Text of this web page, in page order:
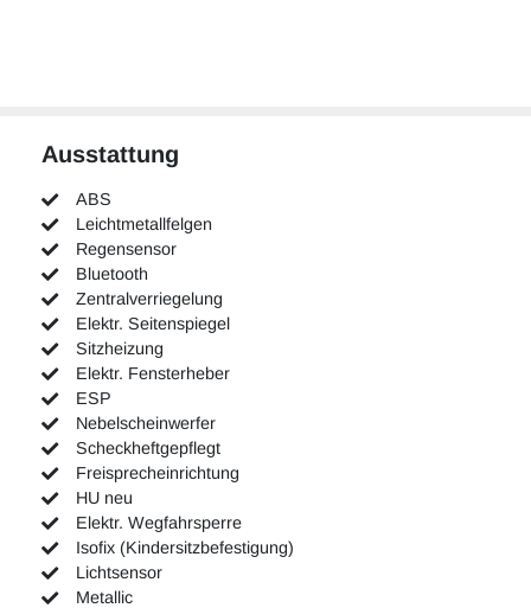
Ausstattung
ABS
Leichtmetallfelgen
Regensensor
Bluetooth
Zentralverriegelung
Elektr. Seitenspiegel
Sitzheizung
Elektr. Fensterheber
ESP
Nebelscheinwerfer
Scheckheftgepflegt
Freisprecheinrichtung
HU neu
Elektr. Wegfahrsperre
Isofix (Kindersitzbefestigung)
Lichtsensor
Metallic